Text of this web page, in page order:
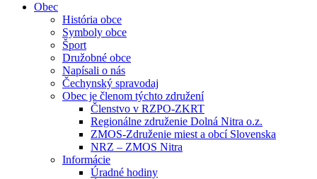
Obec
História obce
Symboly obce
Šport
Družobné obce
Napísali o nás
Čechynský spravodaj
Obec je členom týchto združení
Členstvo v RZPO-ZKRT
Regionálne združenie Dolná Nitra o.z.
ZMOS-Združenie miest a obcí Slovenska
NRZ – ZMOS Nitra
Informácie
Úradné hodiny